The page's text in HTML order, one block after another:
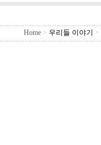
Home > 우리들 이야기 >